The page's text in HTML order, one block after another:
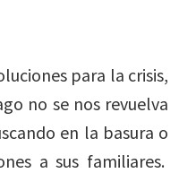
para la crisis,
no se nos revuelva
en la basura o
a sus familiares.